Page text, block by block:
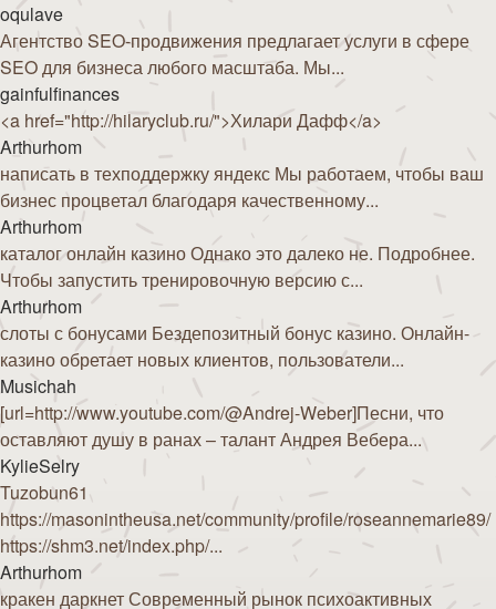
oqulave
Агентство SEO-продвижения предлагает услуги в сфере
SEO для бизнеса любого масштаба. Мы...
gainfulfinances
<a href="http://hilaryclub.ru/">Хилари Дафф</a>
Arthurhom
написать в техподдержку яндекс Мы работаем, чтобы ваш
бизнес процветал благодаря качественному...
Arthurhom
каталог онлайн казино Однако это далеко не. Подробнее.
Чтобы запустить тренировочную версию с...
Arthurhom
слоты с бонусами Бездепозитный бонус казино. Онлайн-
казино обретает новых клиентов, пользователи...
Musichah
[url=http://www.youtube.com/@Andrej-Weber]Песни, что
оставляют душу в ранах – талант Андрея Вебера...
KylieSelry
Tuzobun61
https://masonintheusa.net/community/profile/roseannemarie89/
https://shm3.net/index.php/...
Arthurhom
кракен даркнет Современный рынок психоактивных